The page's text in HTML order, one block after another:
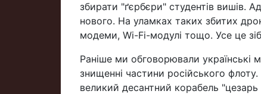
збирати "ґєрбєри" студентів вишів.
нового. На уламках таких збитих
модеми, Wi-Fi-модулі тощо. Усе це
Раніше ми обговорювали українські
знищенні частини російського
великий десантний корабель